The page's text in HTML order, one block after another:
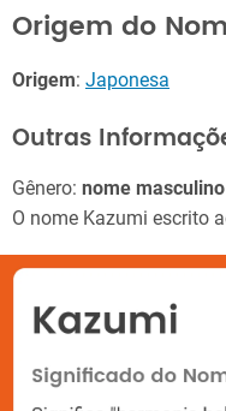
Origem do
Origem: Japonesa
Outras
Gênero: nome masculino
O nome Kazumi escrito